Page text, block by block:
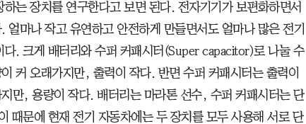
는 장치를 연구한다고 보면 된다. 전자기기가 보편화하면서
얼마나 작고 유연하고 안전하게 만들면서도 얼마나 많은 전기
다. 크게 배터리와 수퍼 커패시터(Super capacitor)로 나눌 수
커 오래가지만, 출력이 작다. 반면 수퍼 커패시터는 출력이
만, 용량이 작다. 배터리는 마라톤 선수, 수퍼 커패시터는 단
때문에 현재 전기 자동차에는 두 장치를 모두 사용해 서로 단